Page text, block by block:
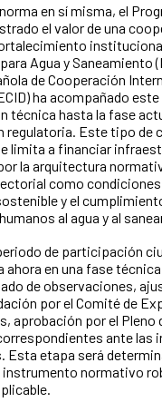
en sí misma, el
el valor de una
Agua y Saneamiento
de Cooperación
ha acompañado
técnica hasta la fase
regulatoria. Este tipo de
limita a financiar
la arquitectura
como
y el
al agua y al
de participación
ahora en una fase
de observaciones,
por el Comité de
aprobación por el Pleno
ante las
Esta etapa será
instrumento normativo